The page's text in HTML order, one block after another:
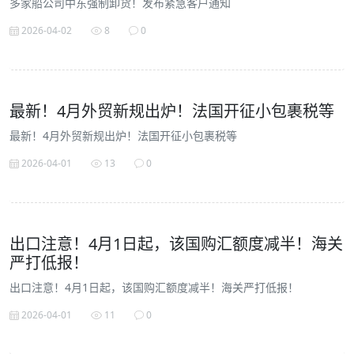
2026-04-02 8 0
最新！4月外贸新规出炉！法国开征小包裹税等
最新！4月外贸新规出炉！法国开征小包裹税等
2026-04-01 13 0
出口注意！4月1日起，该国购汇额度减半！海关
严打低报！
出口注意！4月1日起，该国购汇额度减半！海关严打低报！
2026-04-01 11 0